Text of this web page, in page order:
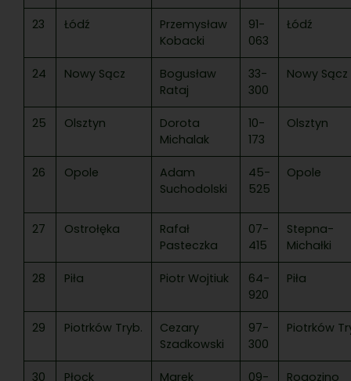
23 Łódź
Przemysław
Kobacki
91-
063
Łódź
24 Nowy Sącz
Bogusław
Rataj
33-
300
Nowy Sącz
25 Olsztyn
Dorota
Michalak
10-
173
Olsztyn
26 Opole
Adam
Suchodolski
45-
525
Opole
27 Ostrołęka
Rafał
Pasteczka
07-
415
Stepna-
Michałki
28 Piła Piotr Wojtiuk
64-
920
Piła
29 Piotrków Tryb.
Cezary
Szadkowski
97-
300
Piotrków
30 Płock
Marek
09-
Rogozino